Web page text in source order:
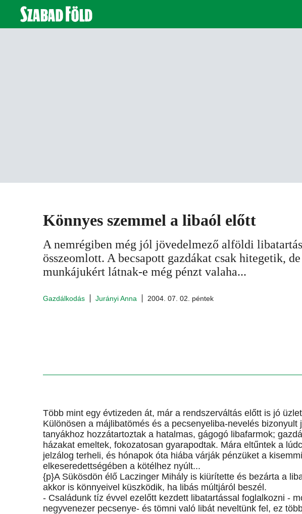
Könnyes szemmel a libaól előtt
A nemrégiben még jól jövedelmező alföldi
összeomlott. A becsapott gazdákat csak hitegetik,
munkájukért látnak-e még pénzt valaha...
Gazdálkodás Jurányi Anna 2004. 07. 02. péntek
Több mint egy évtizeden át, már a rendszerváltás előtt is jó
Különösen a májlibatömés és a pecsenyeliba-nevelés bizonyult
tanyákhoz hozzátartoztak a hatalmas, gágogó libafarmok;
házakat emeltek, fokozatosan gyarapodtak. Mára eltűntek a
jelzálog terheli, és hónapok óta hiába várják pénzüket a
elkeseredettségében a kötélhez nyúlt...
{p}A Sükösdön élő Laczinger Mihály is kiürítette és bezárta a
akkor is könnyeivel küszködik, ha libás múltjáról beszél.
- Családunk tíz évvel ezelőtt kezdett libatartással foglalkozni -
negyvenezer pecsenye- és tömni való libát neveltünk fel, ez